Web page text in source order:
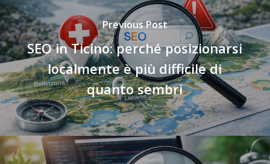
Previous Post
SEO in Ticino: perché posizionarsi
localmente è più difficile di
quanto sembri